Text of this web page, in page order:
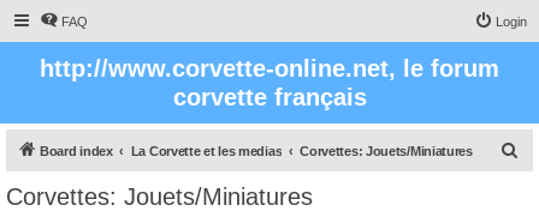
FAQ Login
http://www.corvette-online.net, le forum
corvette français
Board index La Corvette et les medias Corvettes: Jouets/Miniatures
Corvettes: Jouets/Miniatures